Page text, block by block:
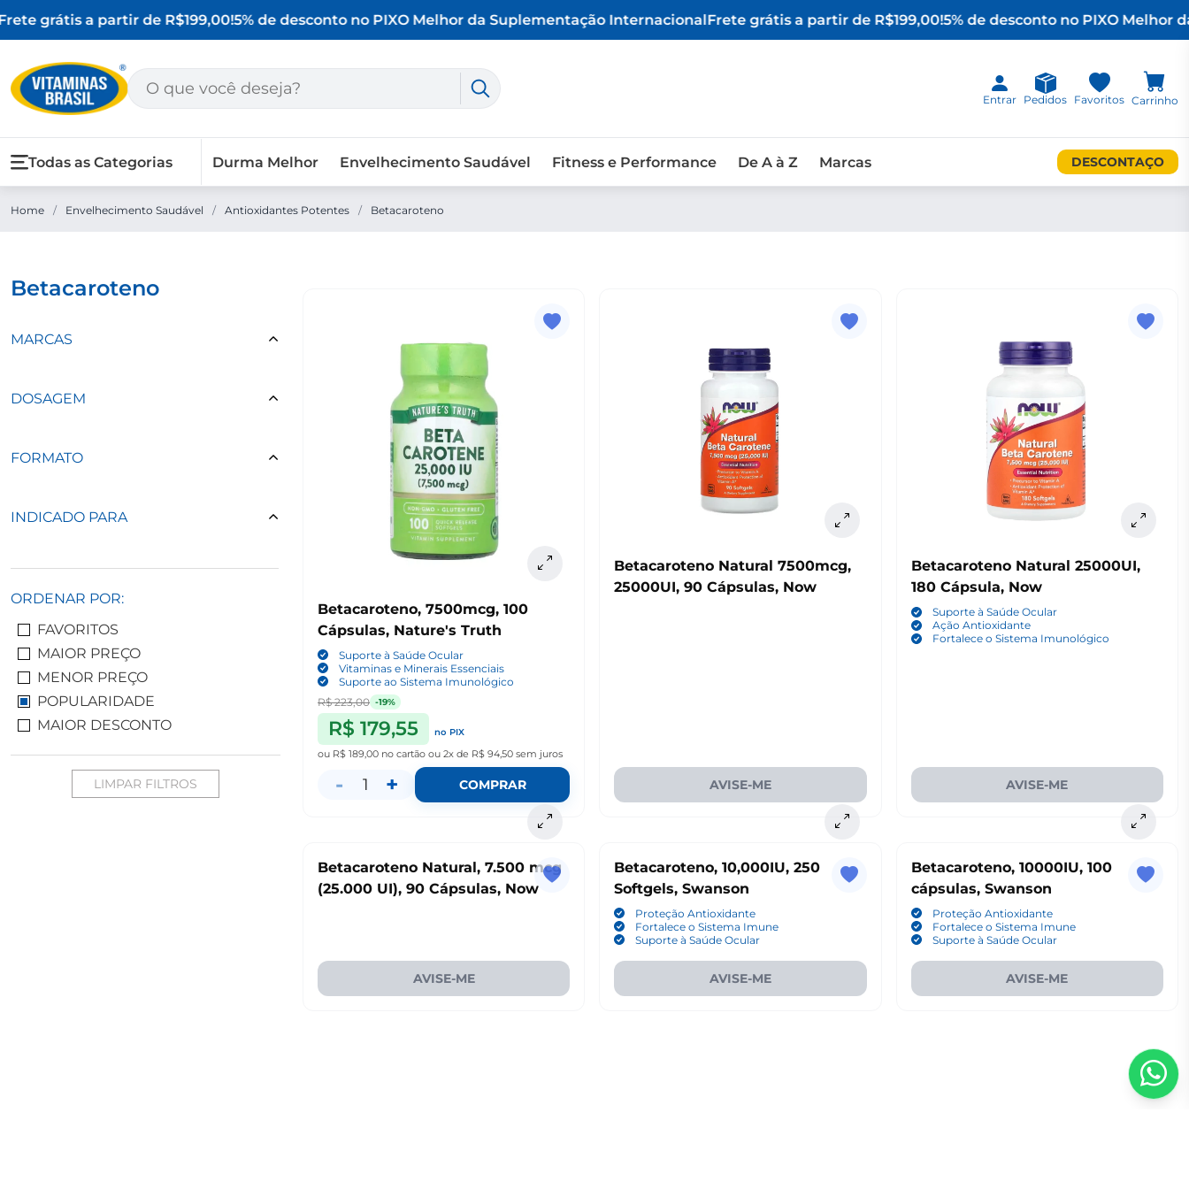
grátis a partir de R$199,00!5% de desconto no PIXO Melhor da Suplementação InternacionalFrete grátis a partir de R$199,00!5% de desconto no PIXO Melhor
Entrar Pedidos Favoritos Carrinho
Todas as Categorias Durma Melhor Envelhecimento Saudável Fitness e Performance De A à Z Marcas DESCONTAÇO
Home / Envelhecimento Saudável / Antioxidantes Potentes / Betacaroteno
betacaroteno
MARCAS
DOSAGEM
FORMATO
INDICADO PARA
ORDENAR POR:
FAVORITOS
MAIOR PREÇO
MENOR PREÇO
POPULARIDADE
MAIOR DESCONTO
LIMPAR FILTROS
Betacaroteno, 7500mcg, 100
Cápsulas, Nature's Truth
Suporte à Saúde Ocular
Vitaminas e Minerais Essenciais
Suporte ao Sistema Imunológico
R$ 223,00 -19%
R$ 179,55
no PIX
ou R$ 189,00 no cartão ou 2x de R$ 94,50 sem juros
- 1 + COMPRAR
Betacaroteno Natural 7500mcg,
25000UI, 90 Cápsulas, Now
AVISE-ME
Betacaroteno Natural 25000UI,
180 Cápsula, Now
Suporte à Saúde Ocular
Ação Antioxidante
Fortalece o Sistema Imunológico
AVISE-ME
Betacaroteno Natural, 7.500 mcg
(25.000 UI), 90 Cápsulas, Now
AVISE-ME
Betacaroteno, 10,000IU, 250
Softgels, Swanson
Proteção Antioxidante
Fortalece o Sistema Imune
Suporte à Saúde Ocular
AVISE-ME
Betacaroteno, 10000IU, 100
cápsulas, Swanson
Proteção Antioxidante
Fortalece o Sistema Imune
Suporte à Saúde Ocular
AVISE-ME